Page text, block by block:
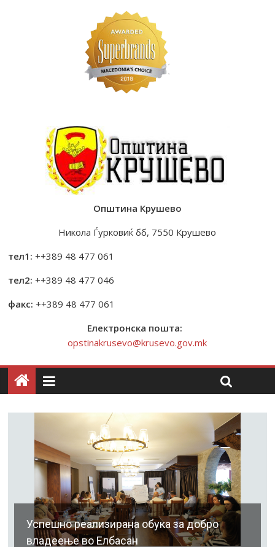
Општина Крушево
Никола Ѓурковиќ бб, 7550 Крушево
тел1: ++389 48 477 061
тел2: ++389 48 477 046
факс: ++389 48 477 061
Електронска пошта:
opstinakrusevo@krusevo.gov.mk
Успешно реализирана обука за добро
владеење во Елбасан